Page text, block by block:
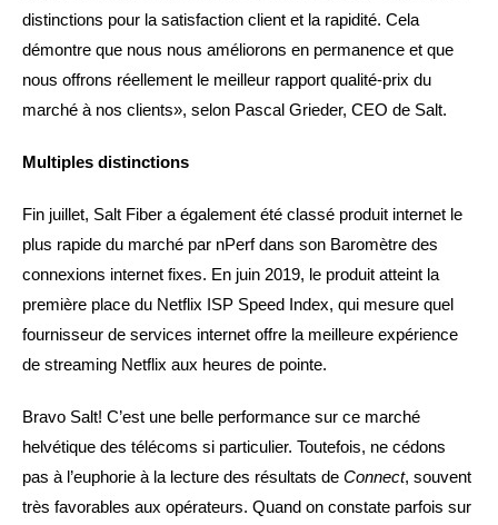
distinctions pour la satisfaction client et la rapidité. Cela
démontre que nous nous améliorons en permanence et que
nous offrons réellement le meilleur rapport qualité-prix du
marché à nos clients», selon Pascal Grieder, CEO de Salt.
Multiples distinctions
Fin juillet, Salt Fiber a également été classé produit internet le
plus rapide du marché par nPerf dans son Baromètre des
connexions internet fixes. En juin 2019, le produit atteint la
première place du Netflix ISP Speed Index, qui mesure quel
fournisseur de services internet offre la meilleure expérience
de streaming Netflix aux heures de pointe.
Bravo Salt! C’est une belle performance sur ce marché
helvétique des télécoms si particulier. Toutefois, ne cédons
pas à l’euphorie à la lecture des résultats de Connect, souvent
très favorables aux opérateurs. Quand on constate parfois sur